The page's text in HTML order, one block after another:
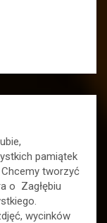
pamiątek
tworzyć
o Zagłębiu
wycinków